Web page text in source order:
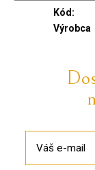
Kód:
Výrobca